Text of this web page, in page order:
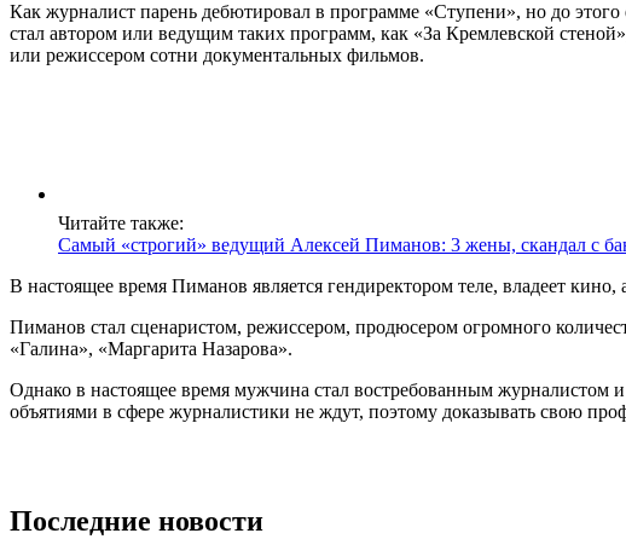
Как журналист парень дебютировал в программе «Ступени», но до
стал автором или ведущим таких программ, как «За Кремлевской
или режиссером сотни документальных фильмов.
Читайте также:
Самый «строгий» ведущий Алексей Пиманов: 3 жены, скандал с
В настоящее время Пиманов является гендиректором теле, владеет кино,
Пиманов стал сценаристом, режиссером, продюсером огромного
«Галина», «Маргарита Назарова».
Однако в настоящее время мужчина стал востребованным журналистом
объятиями в сфере журналистики не ждут, поэтому доказывать свою
Последние новости